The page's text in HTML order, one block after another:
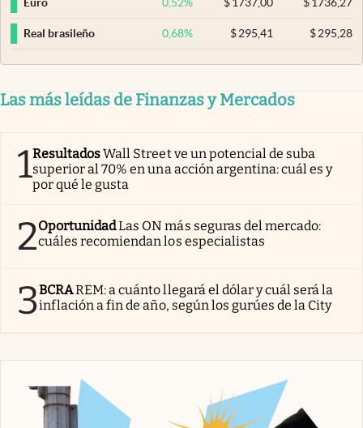
Euro
Real brasileño 0,68% $ 295,41 $295,28
Las más leídas de Finanzas y Mercados
1ResultadosWall Street ve un potencial de suba
superior al 70% en una acción argentina: cuál es y
por qué le gusta
2OportunidadLas ON más seguras del mercado:
cuáles recomiendan los especialistas
3BCRAREM: a cuánto llegará el dólar y cuál será la
inflación a fin de año, según los gurúes de la City